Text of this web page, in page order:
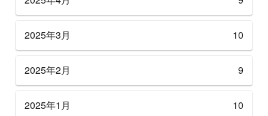
2025年3月 10
2025年2月 9
2025年1月 10